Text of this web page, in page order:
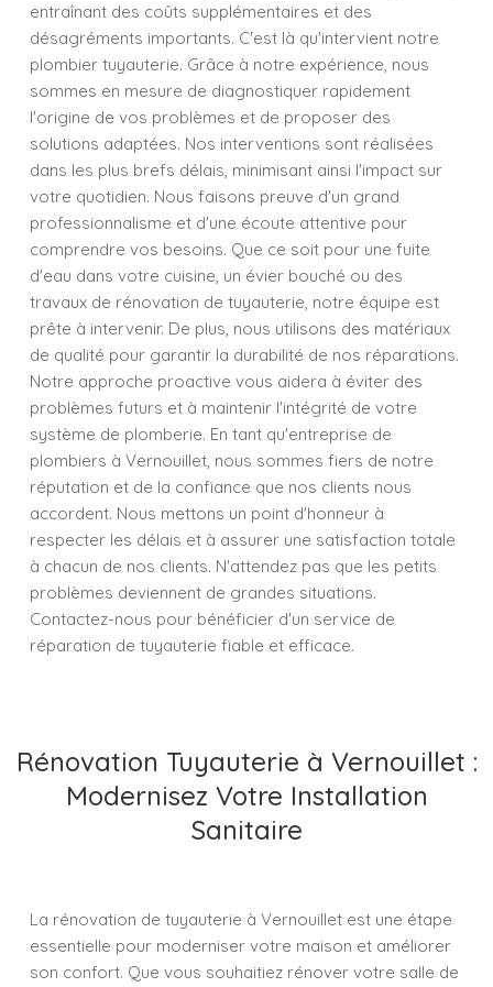
entraînant des coûts supplémentaires et des
désagréments importants. C'est là qu'intervient notre
plombier tuyauterie. Grâce à notre expérience, nous
sommes en mesure de diagnostiquer rapidement
l'origine de vos problèmes et de proposer des
solutions adaptées. Nos interventions sont réalisées
dans les plus brefs délais, minimisant ainsi l'impact sur
votre quotidien. Nous faisons preuve d'un grand
professionnalisme et d'une écoute attentive pour
comprendre vos besoins. Que ce soit pour une fuite
d'eau dans votre cuisine, un évier bouché ou des
travaux de rénovation de tuyauterie, notre équipe est
prête à intervenir. De plus, nous utilisons des matériaux
de qualité pour garantir la durabilité de nos réparations.
Notre approche proactive vous aidera à éviter des
problèmes futurs et à maintenir l'intégrité de votre
système de plomberie. En tant qu'entreprise de
plombiers à Vernouillet, nous sommes fiers de notre
réputation et de la confiance que nos clients nous
accordent. Nous mettons un point d'honneur à
respecter les délais et à assurer une satisfaction totale
à chacun de nos clients. N'attendez pas que les petits
problèmes deviennent de grandes situations.
Contactez-nous pour bénéficier d'un service de
réparation de tuyauterie fiable et efficace.
Rénovation Tuyauterie à Vernouillet :
Modernisez Votre Installation
Sanitaire
La rénovation de tuyauterie à Vernouillet est une étape
essentielle pour moderniser votre maison et améliorer
son confort. Que vous souhaitiez rénover votre salle de